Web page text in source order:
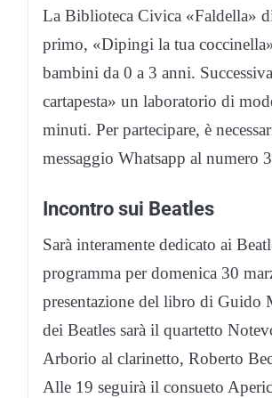
La Biblioteca Civica «Faldella»
primo, «Dipingi la tua
bambini da 0 a 3 anni.
cartapesta» un laboratorio di
minuti. Per partecipare, è
messaggio Whatsapp al
Incontro sui Beatles
Sarà interamente dedicato ai
programma per domenica 30
presentazione del libro di Guido
dei Beatles sarà il quartetto
Arborio al clarinetto, Roberto
Alle 19 seguirà il consueto